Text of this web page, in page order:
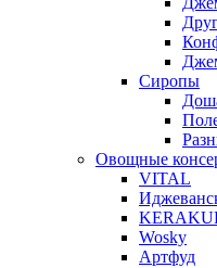
Сиропы
Овощные
VITAL
Wosky
Артфуд